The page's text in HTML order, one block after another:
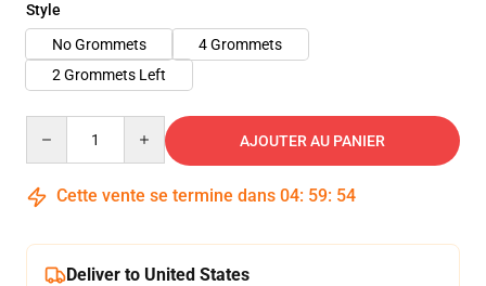
Style
No Grommets
4 Grommets
2 Grommets Left
AJOUTER AU PANIER
Cette vente se termine dans 04: 59: 53
Deliver to United States